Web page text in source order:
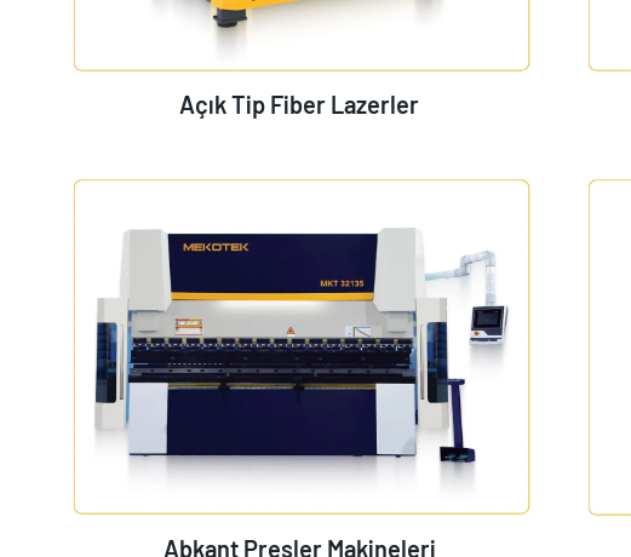
Açık Tip Fiber Lazerler
Abkant Presler Makineleri